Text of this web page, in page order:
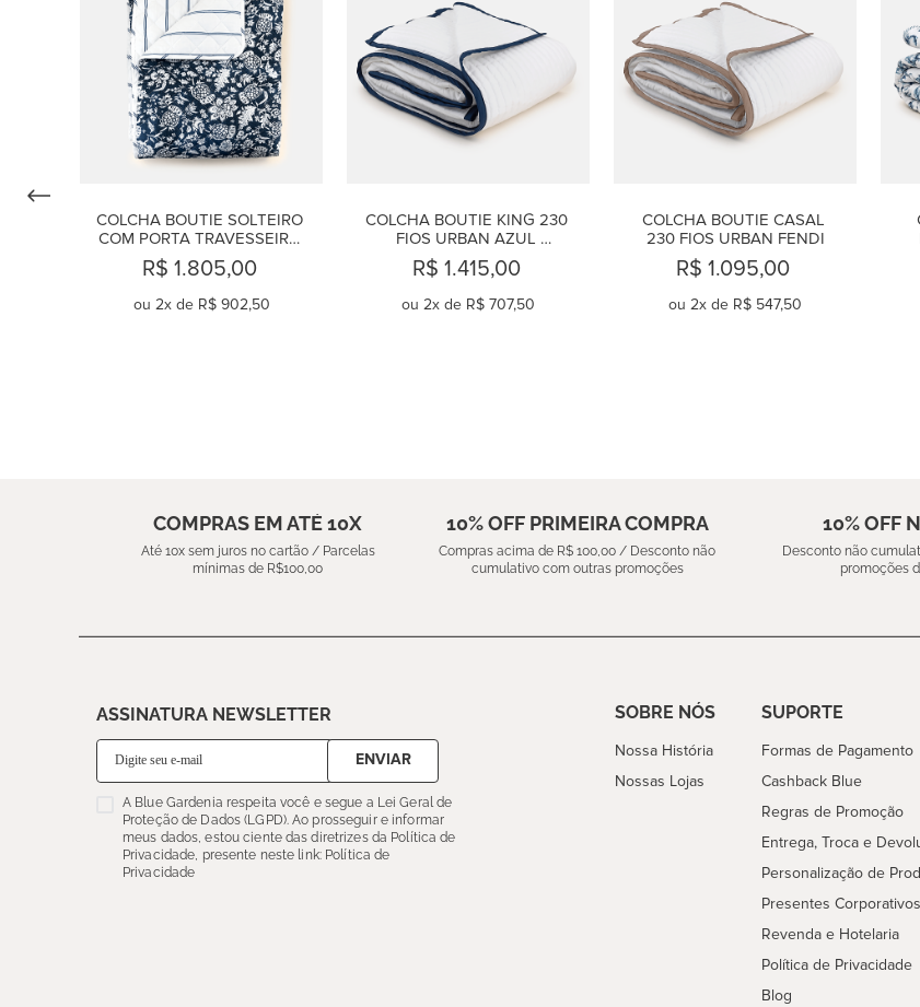
COLCHA BOUTIE SOLTEIRO
COM PORTA TRAVESSEIRO
ALGODÃO 230 FIOS BLUE
BOTANIQUE
R$ 1.805,00
ou 2x de R$ 902,50
COLCHA BOUTIE KING 230
FIOS URBAN AZUL
MARINHO
R$ 1.415,00
ou 2x de R$ 707,50
COLCHA BOUTIE CASAL
230 FIOS URBAN FENDI
R$ 1.095,00
ou 2x de R$ 547,50
COMPRAS EM ATÉ 10X
Até 10x sem juros no cartão / Parcelas
mínimas de R$100,00
10% OFF PRIMEIRA COMPRA
Compras acima de R$ 100,00 / Desconto não
cumulativo com outras promoções
10% OFF
Desconto não
promoções
ASSINATURA NEWSLETTER
ENVIAR
A Blue Gardenia respeita você e segue a Lei Geral de
Proteção de Dados (LGPD). Ao prosseguir e informar
meus dados, estou ciente das diretrizes da Política de
Privacidade, presente neste link: Política de
Privacidade
SOBRE NÓS
Nossa História
Nossas Lojas
SUPORTE
Formas de Pagamento
Cashback Blue
Regras de Promoção
Entrega, Troca e
Personalização de
Presentes Corporativos
Revenda e Hotelaria
Política de Privacidade
Blog